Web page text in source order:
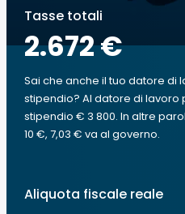
Tasse totali
2.672 €
Sai che anche il tuo datore di
stipendio? Al datore di lavoro
stipendio € 3 800. In altre
10 €, 7,03 € va al governo.
Aliquota fiscale reale